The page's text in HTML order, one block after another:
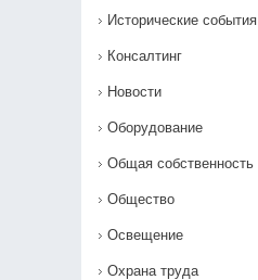
Исторические события
Консалтинг
Новости
Оборудование
Общая собственность
Общество
Освещение
Охрана труда